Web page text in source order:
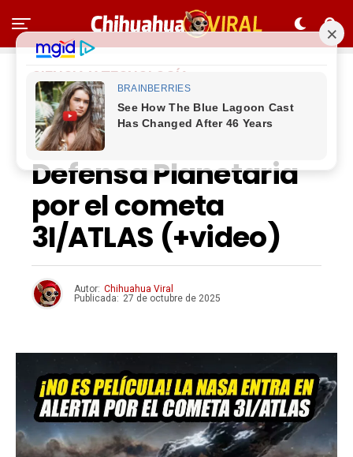
CIENCIA Y TECNOLOGÍA
La NASA activa su
protocolo de
Defensa Planetaria
por el cometa
3I/ATLAS (+video)
Autor: Chihuahua Viral
Publicada: 27 de octubre de 2025